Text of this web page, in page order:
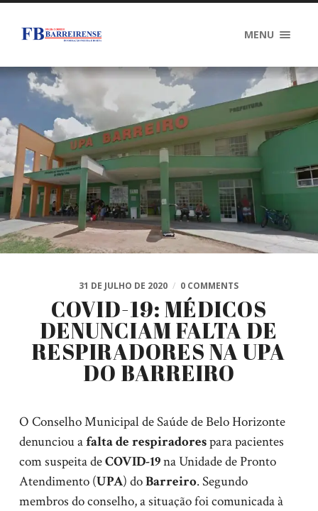
MENU
31 DE JULHO DE 2020 / 0 COMMENTS
COVID-19: MÉDICOS
DENUNCIAM FALTA DE
RESPIRADORES NA UPA
DO BARREIRO
O Conselho Municipal de Saúde de Belo Horizonte
denunciou afalta de respiradorespara pacientes
com suspeita deCOVID-19na Unidade de Pronto
Atendimento (UPA) doBarreiro. Segundo
membros do conselho, a situação foi comunicada à